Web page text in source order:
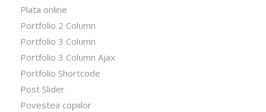
Plata online
Portfolio 2 Column
Portfolio 3 Column
Portfolio 3 Column Ajax
Portfolio Shortcode
Post Slider
Povestea copiilor